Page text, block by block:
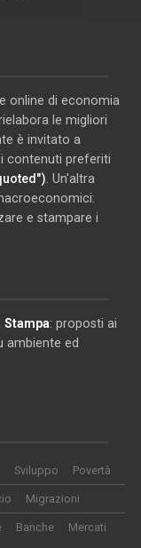
online di economia
le migliori
è invitato a
contenuti preferiti
. Un'altra
e stampare i
Stampa: proposti ai
ambiente ed
Sviluppo Povertà
Migrazioni
Banche Mercati